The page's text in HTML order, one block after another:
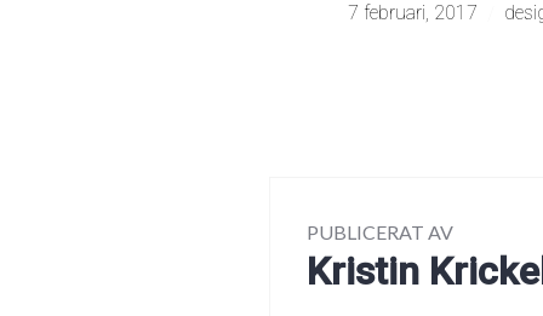
7 februari, 2017
PUBLICERAT AV
Kristin